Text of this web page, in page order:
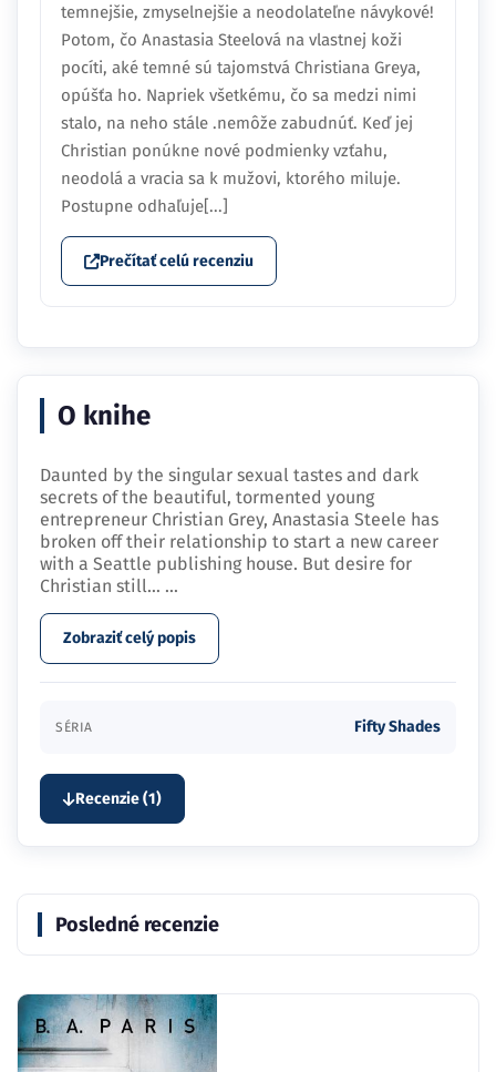
temnejšie, zmyselnejšie a neodolateľne návykové!
Potom, čo Anastasia Steelová na vlastnej koži
pocíti, aké temné sú tajomstvá Christiana Greya,
opúšťa ho. Napriek všetkému, čo sa medzi nimi
stalo, na neho stále .nemôže zabudnúť. Keď jej
Christian ponúkne nové podmienky vzťahu,
neodolá a vracia sa k mužovi, ktorého miluje.
Postupne odhaľuje[...]
Prečítať celú recenziu
O knihe
Daunted by the singular sexual tastes and dark
secrets of the beautiful, tormented young
entrepreneur Christian Grey, Anastasia Steele has
broken off their relationship to start a new career
with a Seattle publishing house. But desire for
Christian still… ...
Zobraziť celý popis
SÉRIA Fifty Shades
Recenzie (1)
Posledné recenzie